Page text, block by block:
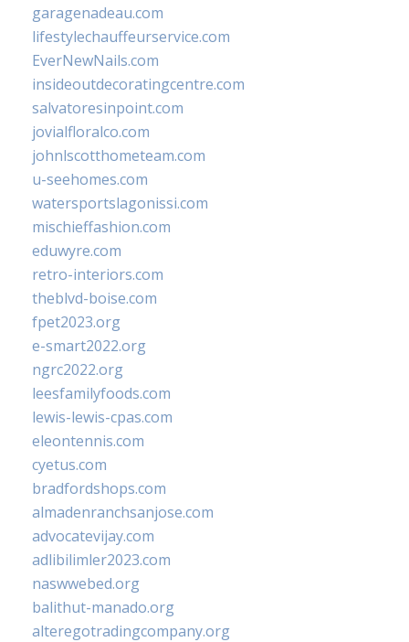
garagenadeau.com
lifestylechauffeurservice.com
EverNewNails.com
insideoutdecoratingcentre.com
salvatoresinpoint.com
jovialfloralco.com
johnlscotthometeam.com
u-seehomes.com
watersportslagonissi.com
mischieffashion.com
eduwyre.com
retro-interiors.com
theblvd-boise.com
fpet2023.org
e-smart2022.org
ngrc2022.org
leesfamilyfoods.com
lewis-lewis-cpas.com
eleontennis.com
cyetus.com
bradfordshops.com
almadenranchsanjose.com
advocatevijay.com
adlibilimler2023.com
naswwebed.org
balithut-manado.org
alteregotradingcompany.org